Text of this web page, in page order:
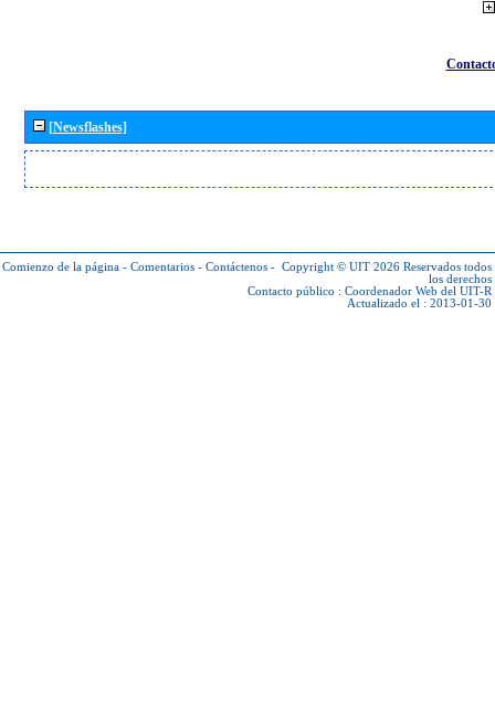
[Newsflashes]
Comienzo de la página - Comentarios - Contáctenos - Copyright © UIT 2026 Reservados todos
los derechos
Contacto público : Coordenador Web del UIT-R
Actualizado el : 2013-01-30